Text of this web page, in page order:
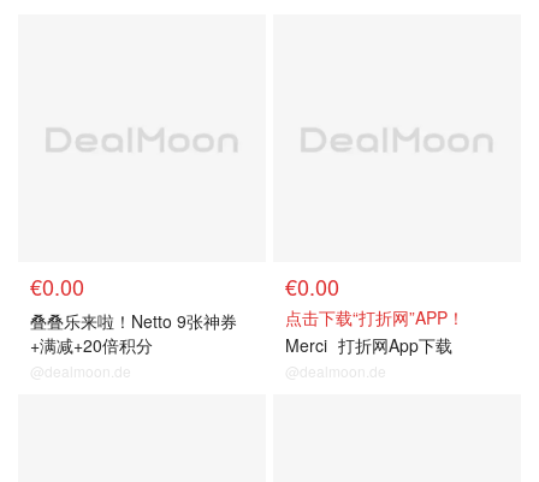
€0.00
叠叠乐来啦！Netto 9张神券
+满减+20倍积分
@dealmoon.de
€0.00
点击下载“打折网”APP！
Merci 打折网App下载
@dealmoon.de